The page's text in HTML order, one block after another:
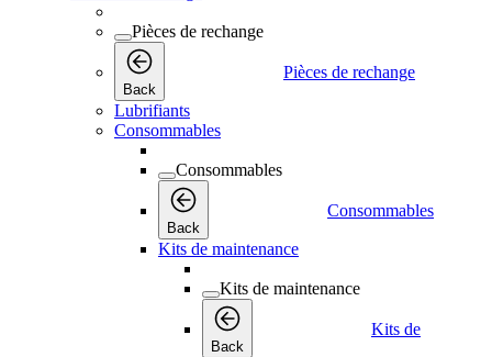
Pièces de rechange
Back
Pièces de rechange
Lubrifiants
Consommables
Consommables
Back
Consommables
Kits de maintenance
Kits de maintenance
Back
Kits de